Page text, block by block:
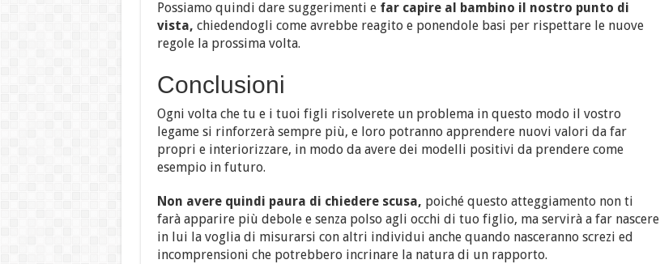
Possiamo quindi dare suggerimenti e far capire al bambino il nostro punto di
vista, chiedendogli come avrebbe reagito e ponendole basi per rispettare le nuove
regole la prossima volta.
Conclusioni
Ogni volta che tu e i tuoi figli risolverete un problema in questo modo il vostro
legame si rinforzerà sempre più, e loro potranno apprendere nuovi valori da far
propri e interiorizzare, in modo da avere dei modelli positivi da prendere come
esempio in futuro.
Non avere quindi paura di chiedere scusa, poiché questo atteggiamento non ti
farà apparire più debole e senza polso agli occhi di tuo figlio, ma servirà a far nascere
in lui la voglia di misurarsi con altri individui anche quando nasceranno screzi ed
incomprensioni che potrebbero incrinare la natura di un rapporto.